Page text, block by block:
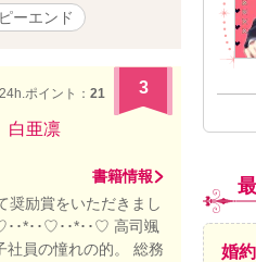
ーエンド
24h.ポイント： 21 3
白亜凛
書籍情報
奨励賞をいただきまし
･･*･･♡･･*･･♡ 高司颯
社員の憧れの的。 総務
婚